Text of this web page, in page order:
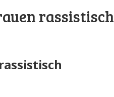
rassistisch